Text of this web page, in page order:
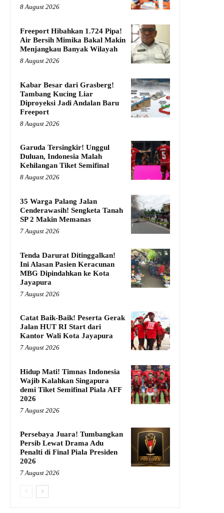
8 August 2026
Freeport Hibahkan 1.724 Pipa!
Air Bersih Mimika Bakal Makin
Menjangkau Banyak Wilayah
8 August 2026
Kabar Besar dari Grasberg!
Tambang Kucing Liar
Diproyeksi Jadi Andalan Baru
Freeport
8 August 2026
Garuda Tersingkir! Unggul
Duluan, Indonesia Malah
Kehilangan Tiket Semifinal
8 August 2026
35 Warga Palang Jalan
Cenderawasih! Sengketa Tanah
SP 2 Makin Memanas
7 August 2026
Tenda Darurat Ditinggalkan!
Ini Alasan Pasien Keracunan
MBG Dipindahkan ke Kota
Jayapura
7 August 2026
Catat Baik-Baik! Peserta Gerak
Jalan HUT RI Start dari
Kantor Wali Kota Jayapura
7 August 2026
Hidup Mati! Timnas Indonesia
Wajib Kalahkan Singapura
demi Tiket Semifinal Piala AFF
2026
7 August 2026
Persebaya Juara! Tumbangkan
Persib Lewat Drama Adu
Penalti di Final Piala Presiden
2026
7 August 2026